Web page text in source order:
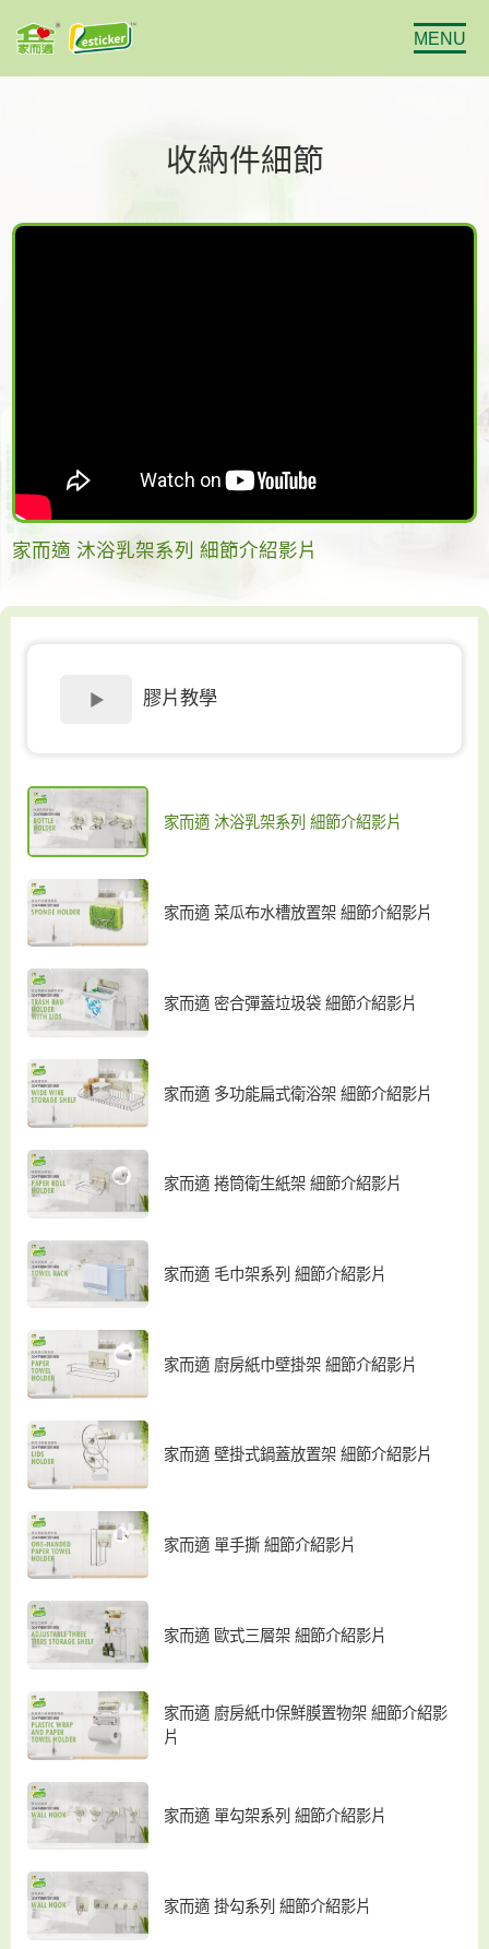
MENU
收納件細節
家而適 沐浴乳架系列 細節介紹影片
膠片教學
家而適 沐浴乳架系列 細節介紹影片
家而適 菜瓜布水槽放置架 細節介紹影片
家而適 密合彈蓋垃圾袋 細節介紹影片
家而適 多功能扁式衛浴架 細節介紹影片
家而適 捲筒衛生紙架 細節介紹影片
家而適 毛巾架系列 細節介紹影片
家而適 廚房紙巾壁掛架 細節介紹影片
家而適 壁掛式鍋蓋放置架 細節介紹影片
家而適 單手撕 細節介紹影片
家而適 歐式三層架 細節介紹影片
家而適 廚房紙巾保鮮膜置物架 細節介紹影
片
家而適 單勾架系列 細節介紹影片
家而適 掛勾系列 細節介紹影片